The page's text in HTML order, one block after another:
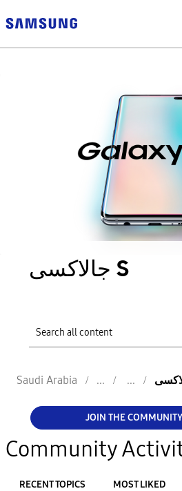
جالاكسى S
Saudi Arabia
JOIN THE
Community
RECENT TOPICS MOST LIKED